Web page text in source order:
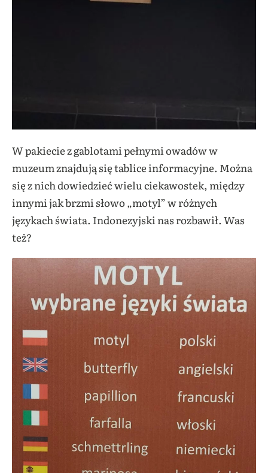
W pakiecie z gablotami pełnymi owadów w
muzeum znajdują się tablice informacyjne. Można
się z nich dowiedzieć wielu ciekawostek, między
innymi jak brzmi słowo „motyl” w różnych
językach świata. Indonezyjski nas rozbawił. Was
też?